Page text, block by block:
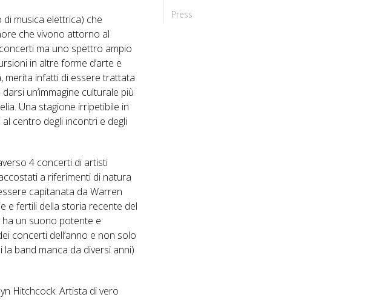
musica elettrica) che
che vivono attorno al
ma uno spettro ampio
in altre forme d’arte e
merita infatti di essere trattata
un’immagine culturale più
Una stagione irripetibile in
centro degli incontri e degli
4 concerti di artisti
a riferimenti di natura
capitanata da Warren
e fertili della storia recente del
ha un suono potente e
concerti dell’anno e non solo
band manca da diversi anni)
Hitchcock. Artista di vero
Press